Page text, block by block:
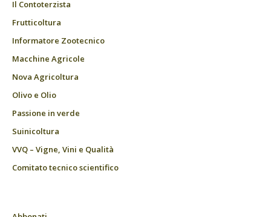
Il Contoterzista
Frutticoltura
Informatore Zootecnico
Macchine Agricole
Nova Agricoltura
Olivo e Olio
Passione in verde
Suinicoltura
VVQ – Vigne, Vini e Qualità
Comitato tecnico scientifico